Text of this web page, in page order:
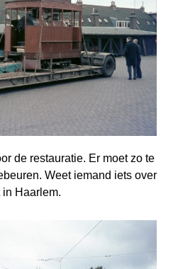
de restauratie. Er moet zo te
Weet iemand iets over
Haarlem.